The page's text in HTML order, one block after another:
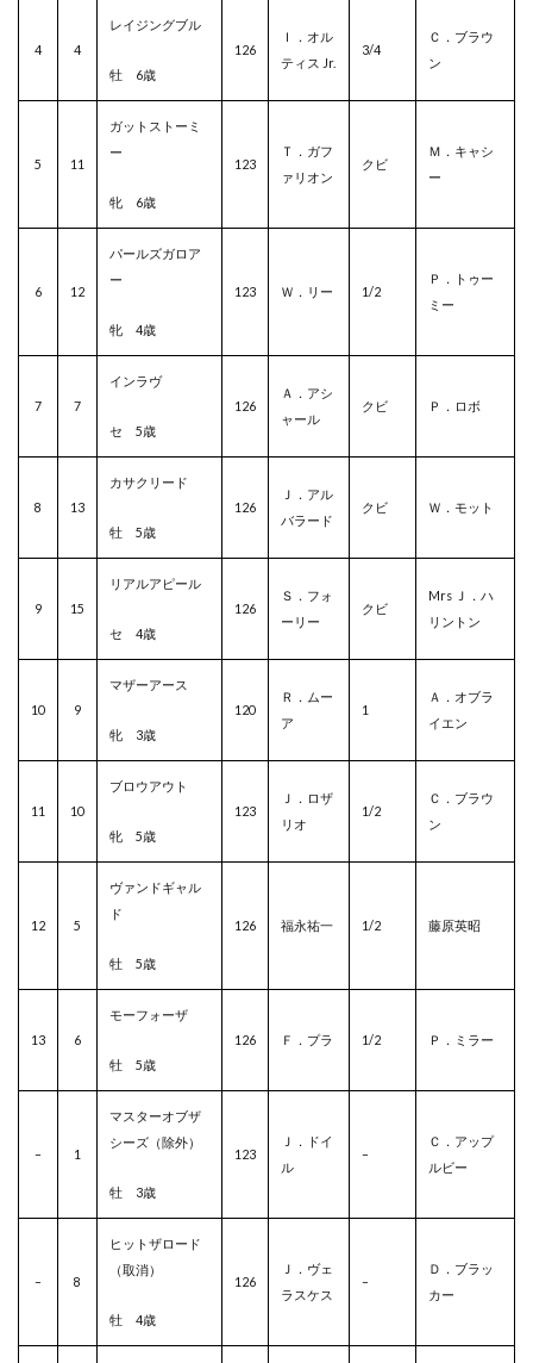
4 4
レイジングブル
牡 6歳
126
Ｉ．オル
ティス Jr.
3/4
Ｃ．ブラウ
ン
5 11
ガットストーミ
ー
牝 6歳
123
Ｔ．ガフ
ァリオン
クビ
Ｍ．キャシ
ー
6 12
パールズガロア
ー
牝 4歳
123 Ｗ．リー 1/2
Ｐ．トゥー
ミー
7 7
インラヴ
セ 5歳
126
Ａ．アシ
ャール
クビ Ｐ．ロボ
8 13
カサクリード
牡 5歳
126
Ｊ．アル
バラード
クビ Ｗ．モット
9 15
リアルアピール
セ 4歳
126
Ｓ．フォ
ーリー
クビ
Mrs Ｊ．ハ
リントン
10 9
マザーアース
牝 3歳
120
Ｒ．ムー
ア
1
Ａ．オブラ
イエン
11 10
ブロウアウト
牝 5歳
123
Ｊ．ロザ
リオ
1/2
Ｃ．ブラウ
ン
12 5
ヴァンドギャル
ド
牡 5歳
126 福永祐一 1/2 藤原英昭
13 6
モーフォーザ
牡 5歳
126 Ｆ．プラ 1/2 Ｐ．ミラー
– 1
マスターオブザ
シーズ（除外）
牡 3歳
123
Ｊ．ドイ
ル
–
Ｃ．アップ
ルビー
– 8
ヒットザロード
（取消）
牡 4歳
126
Ｊ．ヴェ
ラスケス
–
Ｄ．ブラッ
カー